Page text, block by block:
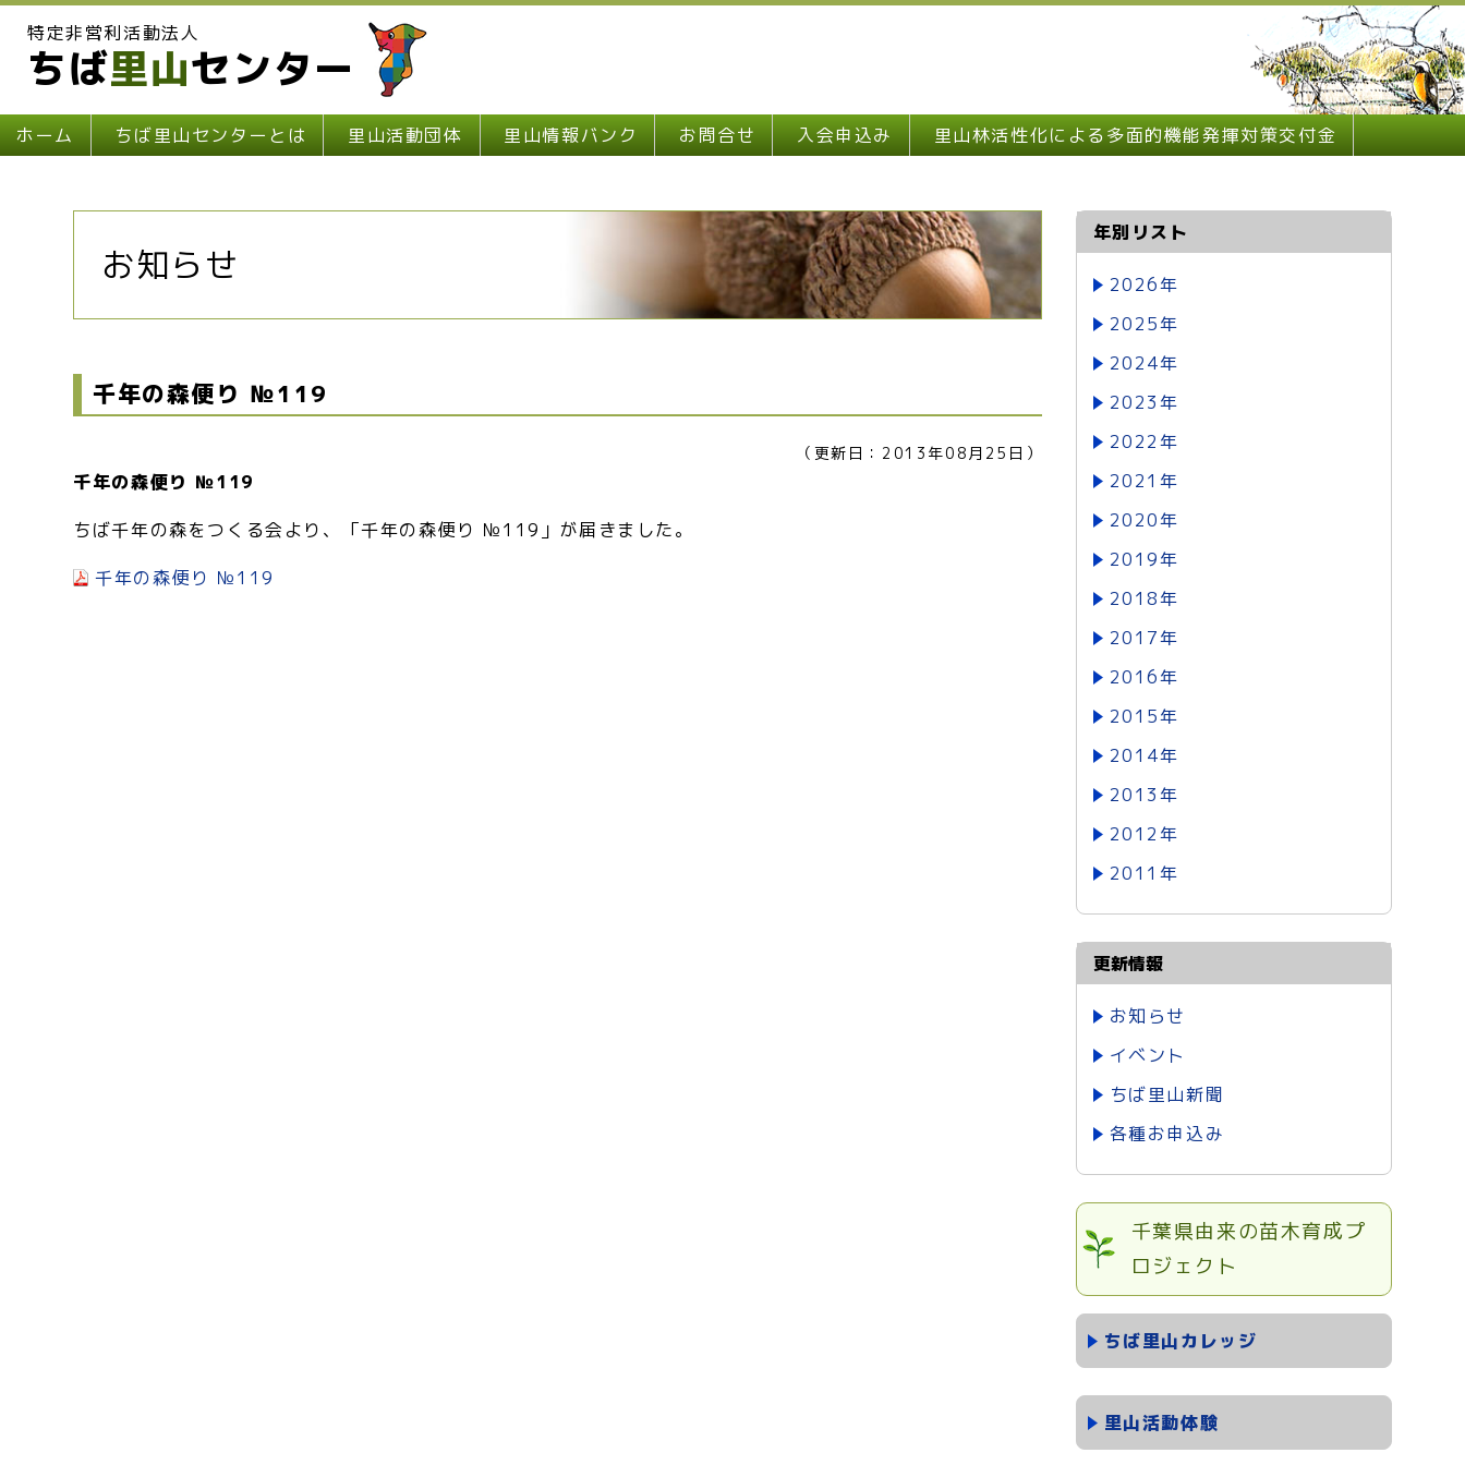
特定非営利活動法人
ちば里山センター
ホーム ちば里山センターとは 里山活動団体 里山情報バンク お問合せ 入会申込み 里山林活性化による多面的機能発揮対策交付金
お知らせ
千年の森便り №119
（更新日：2013年08月25日）
千年の森便り №119
ちば千年の森をつくる会より、「千年の森便り №119」が届きました。
千年の森便り №119
年別リスト
2026年
2025年
2024年
2023年
2022年
2021年
2020年
2019年
2018年
2017年
2016年
2015年
2014年
2013年
2012年
2011年
更新情報
お知らせ
イベント
ちば里山新聞
各種お申込み
千葉県由来の苗木育成プ
ロジェクト
ちば里山カレッジ
里山活動体験